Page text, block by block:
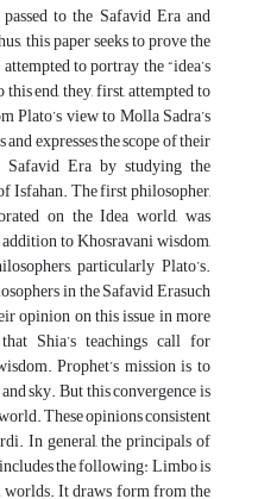
to the Safavid Era and
this paper seeks to prove the
to portray the “idea’s
end, they, first, attempted to
Plato’s view to Molla Sadra’s
expresses the scope of their
Era by studying the
Isfahan. The first philosopher,
on the Idea world, was
to Khosravani wisdom,
particularly Plato’s.
in the Safavid Erasuch
opinion on this issue in more
Shia’s teachings call for
Prophet’s mission is to
sky. But this convergence is
These opinions consistent
In general, the principals of
the following: Limbo is
worlds. It draws form from the